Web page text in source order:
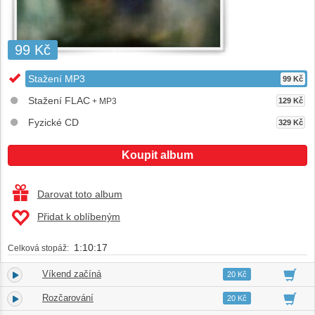
99 Kč
Stažení MP3 99 Kč
Stažení FLAC + MP3 129 Kč
Fyzické CD 329 Kč
Koupit album
Darovat toto album
Přidat k oblíbeným
Celková stopáž: 1:10:17
1. Víkend začíná 03:5320 Kč
2. Rozčarování 02:4520 Kč